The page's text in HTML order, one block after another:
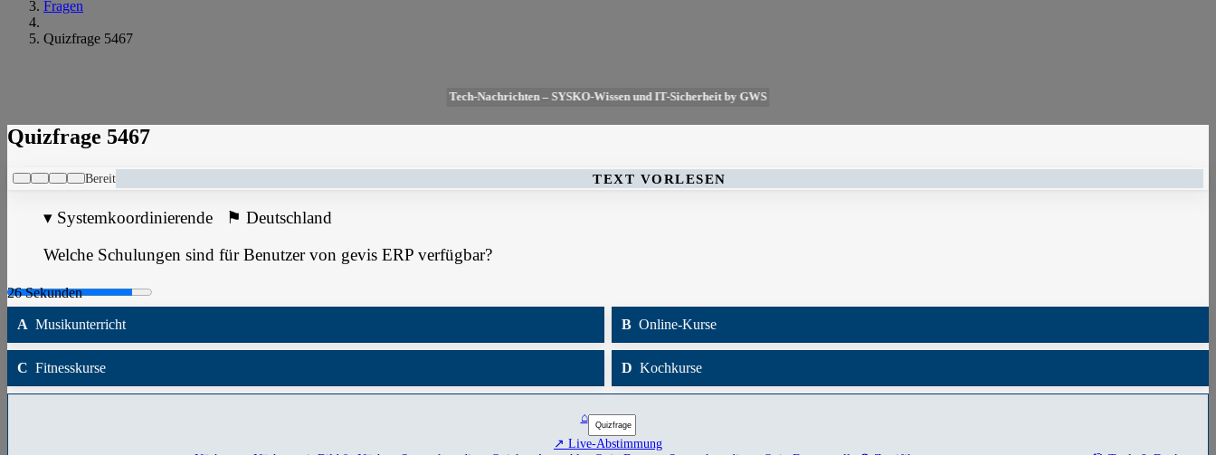
Fragen
Quizfrage 5467
Tech-Nachrichten – SYSKO-Wissen und IT-Sicherheit by GWS
Quizfrage 5467
Bereit TEXT VORLESEN
▾ Systemkoordinierende ⚑ Deutschland
Welche Schulungen sind für Benutzer von gevis ERP verfügbar?
A Musikunterricht B Online-Kurse
C Fitnesskurse D Kochkurse
⌂
↗ Live-Abstimmung